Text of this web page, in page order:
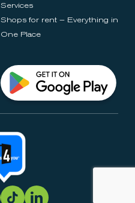
Services
Shops for rent – Everything in
One Place